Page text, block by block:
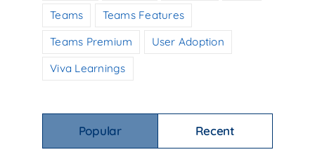
Teams
Teams Features
Teams Premium
User Adoption
Viva Learnings
Popular Recent